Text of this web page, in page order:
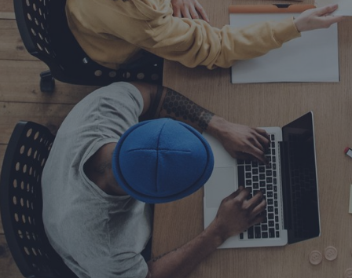
Sarah Boddey, Global Head of DEI, über das Dive
In Festival 2023.
4 Minuten Lesezeit
Publiziert am 28.09.2023
Facts
We operate at